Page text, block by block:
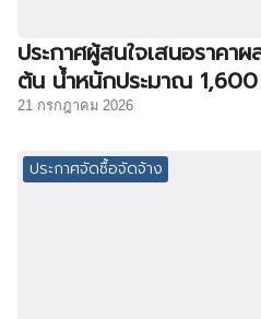
ประกาศผู้สนใจเสนอราคา
ต้น น้ำหนักประมาณ
21 กรกฎาคม 2026
ประกาศจัดซื้อจัดจ้าง